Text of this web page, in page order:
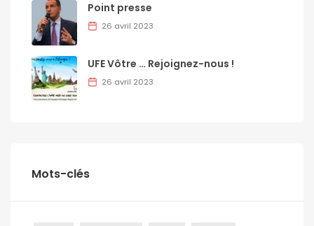
Point presse
26 avril 2023
UFE Vôtre … Rejoignez-nous !
26 avril 2023
Mots-clés